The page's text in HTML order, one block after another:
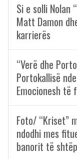
Si e solli Nolan
Matt Damon
karrierës
“Verë dhe
Portokallisë
Emocionesh
Foto/ “Kriset”
ndodhi mes
banorit të